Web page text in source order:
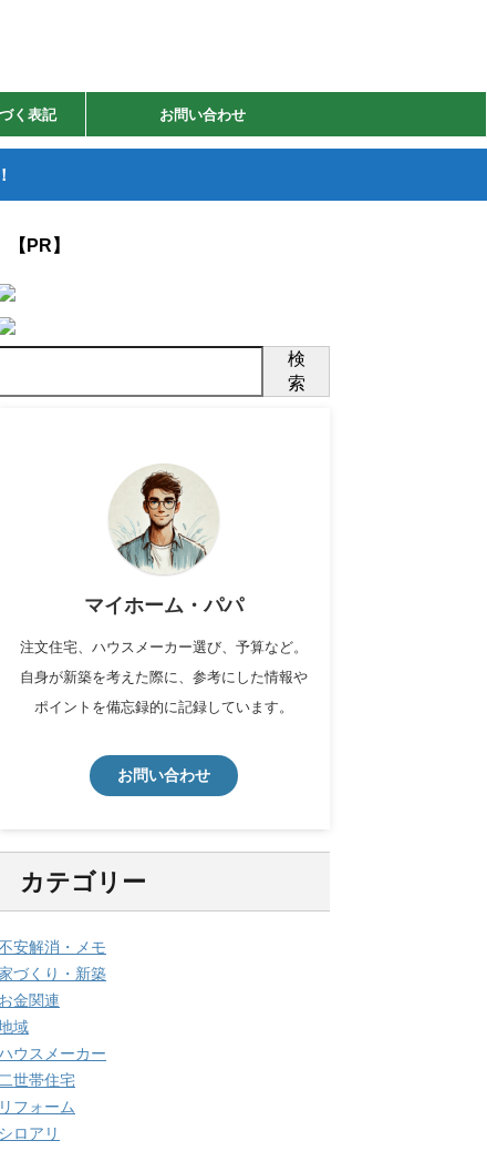
く表記 お問い合わせ
【PR】
検
索
マイホーム・パパ
注文住宅、ハウスメーカー選び、予算など。
自身が新築を考えた際に、参考にした情報や
ポイントを備忘録的に記録しています。
お問い合わせ
カテゴリー
安解消・メモ
づくり・新築
お金関連
域
ウスメーカー
二世帯住宅
リフォーム
シロアリ